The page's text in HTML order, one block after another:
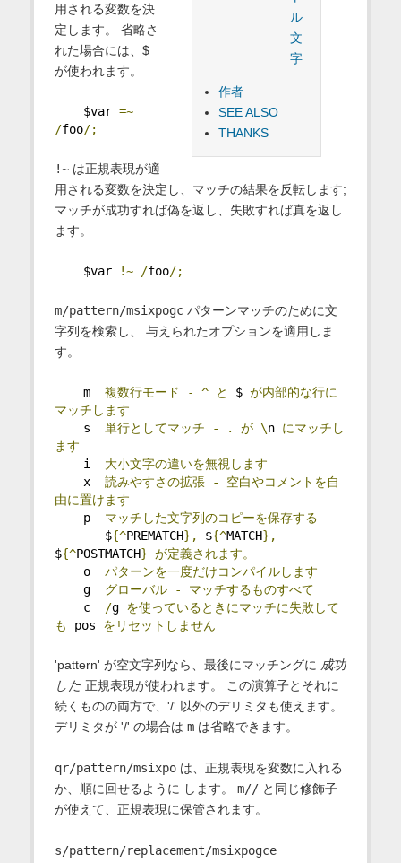
ル
文
字
作者
SEE ALSO
THANKS
用される変数を決
定します。 省略さ
れた場合には、$_
が使われます。
$var =~
/foo/;
!~は正規表現が適
用される変数を決定し、マッチの結果を反転します;
マッチが成功すれば偽を返し、失敗すれば真を返し
ます。
$var !~ /foo/;
m/pattern/msixpogcパターンマッチのために文
字列を検索し、 与えられたオプションを適用しま
す。
m 複数行モード - ^ と $ が内部的な行に
マッチします
s 単行としてマッチ - . が \n にマッチし
ます
i 大小文字の違いを無視します
x 読みやすさの拡張 -
空白やコメントを自
由に置けます
p マッチした文字列のコピーを保存する
-
${^PREMATCH}, ${^MATCH},
${^POSTMATCH} が定義されます。
o パターンを一度だけコンパイルします
g グローバル -
マッチするものすべて
c
/g を使っているときにマッチに失敗して
も
pos をリセットしません
'pattern' が空文字列なら、最後にマッチングに 成功
した 正規表現が使われます。 この演算子とそれに
続くものの両方で、'/' 以外のデリミタも使えます。
デリミタが '/' の場合は mは省略できます。
qr/pattern/msixpoは、正規表現を変数に入れる
か、順に回せるように します。 m//と同じ修飾子
が使えて、正規表現に保管されます。
s/pattern/replacement/msixpogce